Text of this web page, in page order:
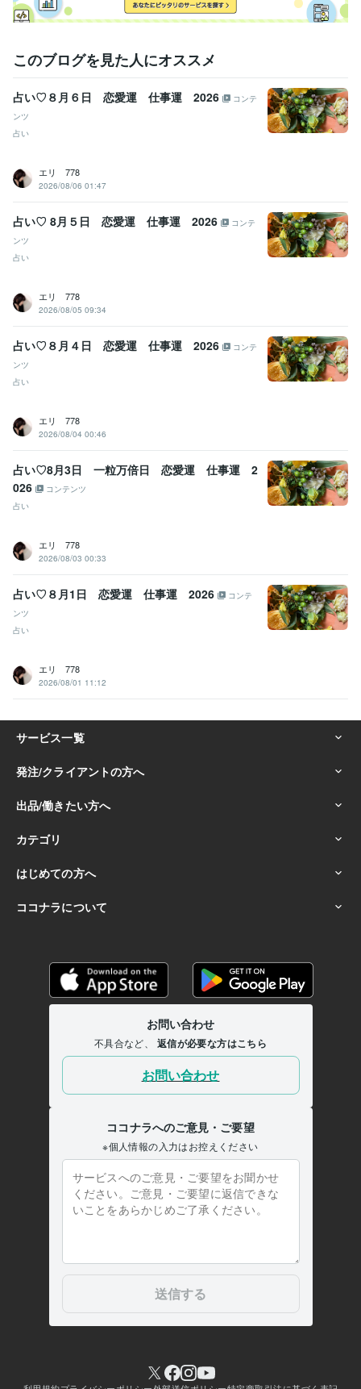
Google スプレッドシート:10年Numbers:10年
占い 【恋愛仕事結婚人生全般個人バイオリズム】
グセッション】人生全般
西洋占星術
波動 オラクル
このブログを見た人にオススメ
占い♡８月６日 恋愛運 仕事運 2026
コンテ
ンツ
占い
エリ 778
2026/08/06 01:47
占い♡ 8月５日 恋愛運 仕事運 2026
コンテ
ンツ
占い
エリ 778
2026/08/05 09:34
占い♡８月４日 恋愛運 仕事運 2026
コンテ
ンツ
占い
エリ 778
2026/08/04 00:46
占い♡8月3日 一粒万倍日 恋愛運 仕事運 2
026
コンテンツ
占い
エリ 778
2026/08/03 00:33
占い♡８月1日 恋愛運 仕事運 2026
コンテ
ンツ
占い
エリ 778
2026/08/01 11:12